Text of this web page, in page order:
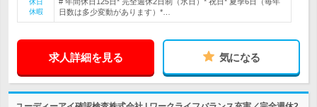
休日
休暇
日数は多少変動があります）*…
求人詳細を見る 気になる